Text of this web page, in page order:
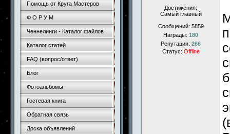
Помощь от Круга Мастеров
Ф О Р У М
Ченнелинги - Каталог файлов
Каталог статей
FAQ (вопрос/ответ)
Блог
Фотоальбомы
Гостевая книга
Обратная связь
Доска объявлений
Достижения:
Самый главный
Сообщений: 5859
Награды: 180
Репутация: 266
Статус: Offline